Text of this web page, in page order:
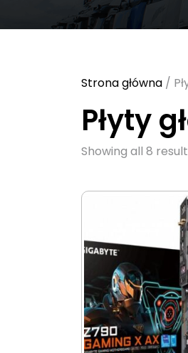
Strona główna /
Płyty
Showing all 8